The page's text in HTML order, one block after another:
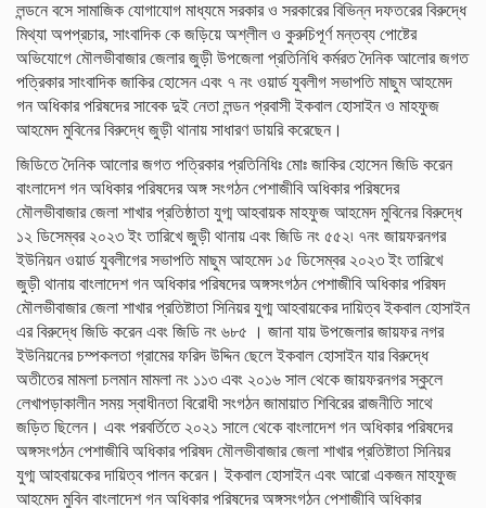
লন্ডনে বসে সামাজিক যোগাযোগ মাধ্যমে সরকার ও সরকারের বিভিন্ন দফতরের বিরুদ্ধে
মিথ্যা অপপ্রচার, সাংবাদিক কে জড়িয়ে অশ্লীল ও কুরুচিপূর্ণ মন্তব্য পোষ্টের
অভিযোগে মৌলভীবাজার জেলার জুড়ী উপজেলা প্রতিনিধি কর্মরত দৈনিক আলোর জগত
পত্রিকার সাংবাদিক জাকির হোসেন এবং ৭ নং ওয়ার্ড যুবলীগ সভাপতি মাছুম আহমেদ
গন অধিকার পরিষদের সাবেক দুই নেতা লন্ডন প্রবাসী ইকবাল হোসাইন ও মাহফুজ
আহমেদ মুবিনের বিরুদ্ধে জুড়ী থানায় সাধারণ ডায়রি করেছেন।
জিডিতে দৈনিক আলোর জগত পত্রিকার প্রতিনিধিঃ মোঃ জাকির হোসেন জিডি করেন
বাংলাদেশ গন অধিকার পরিষদের অঙ্গ সংগঠন পেশাজীবি অধিকার পরিষদের
মৌলভীবাজার জেলা শাখার প্রতিষ্ঠাতা যুগ্ম আহবায়ক মাহফুজ আহমেদ মুবিনের বিরুদ্ধে
১২ ডিসেম্বর ২০২৩ ইং তারিখে জুড়ী থানায় এবং জিডি নং ৫৫২৷ ৭নং জায়ফরনগর
ইউনিয়ন ওয়ার্ড যুবলীগের সভাপতি মাছুম আহমেদ ১৫ ডিসেম্বর ২০২৩ ইং তারিখে
জুড়ী থানায় বাংলাদেশ গন অধিকার পরিষদের অঙ্গসংগঠন পেশাজীবি অধিকার পরিষদ
মৌলভীবাজার জেলা শাখার প্রতিষ্টাতা সিনিয়র যুগ্ম আহবায়কের দায়িত্ব ইকবাল হোসাইন
এর বিরুদ্ধে জিডি করেন এবং জিডি নং ৬৮৫ । জানা যায় উপজেলার জায়ফর নগর
ইউনিয়নের চম্পকলতা গ্রামের ফরিদ উদ্দিন ছেলে ইকবাল হোসাইন যার বিরুদ্ধে
অতীতের মামলা চলমান মামলা নং ১১৩ এবং ২০১৬ সাল থেকে জায়ফরনগর স্কুলে
লেখাপড়াকালীন সময় স্বাধীনতা বিরোধী সংগঠন জামায়াত শিবিরের রাজনীতি সাথে
জড়িত ছিলেন। এবং পরবর্তিতে ২০২১ সালে থেকে বাংলাদেশ গন অধিকার পরিষদের
অঙ্গসংগঠন পেশাজীবি অধিকার পরিষদ মৌলভীবাজার জেলা শাখার প্রতিষ্টাতা সিনিয়র
যুগ্ম আহবায়কের দায়িত্ব পালন করেন। ইকবাল হোসাইন এবং আরো একজন মাহফুজ
আহমেদ মুবিন বাংলাদেশ গন অধিকার পরিষদের অঙ্গসংগঠন পেশাজীবি অধিকার